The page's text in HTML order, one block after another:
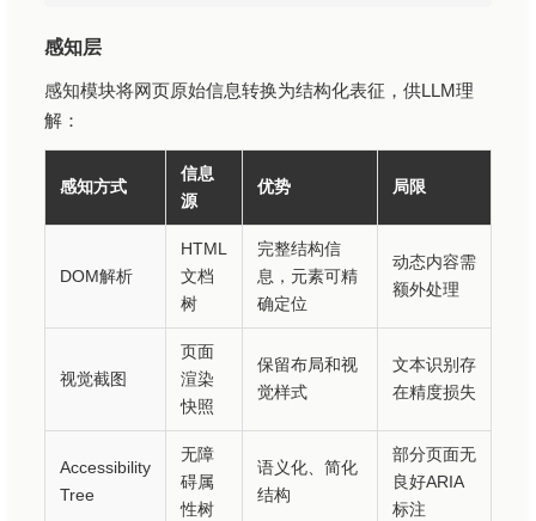
感知层
感知模块将网页原始信息转换为结构化表征，供LLM理
解：
感知方式
信息
源
优势 局限
DOM解析
HTML
文档
树
完整结构信
息，元素可精
确定位
动态内容需
额外处理
视觉截图
页面
渲染
快照
保留布局和视
觉样式
文本识别存
在精度损失
Accessibility
Tree
无障
碍属
性树
语义化、简化
结构
部分页面无
良好ARIA
标注